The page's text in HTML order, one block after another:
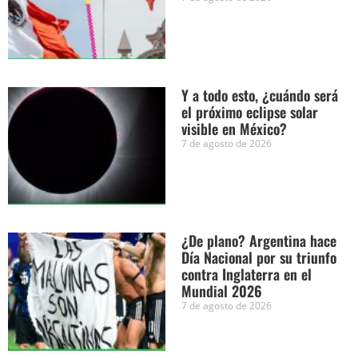
Y a todo esto, ¿cuándo será
el próximo eclipse solar
visible en México?
7 de agosto de 2026
¿De plano? Argentina hace
Día Nacional por su triunfo
contra Inglaterra en el
Mundial 2026
7 de agosto de 2026